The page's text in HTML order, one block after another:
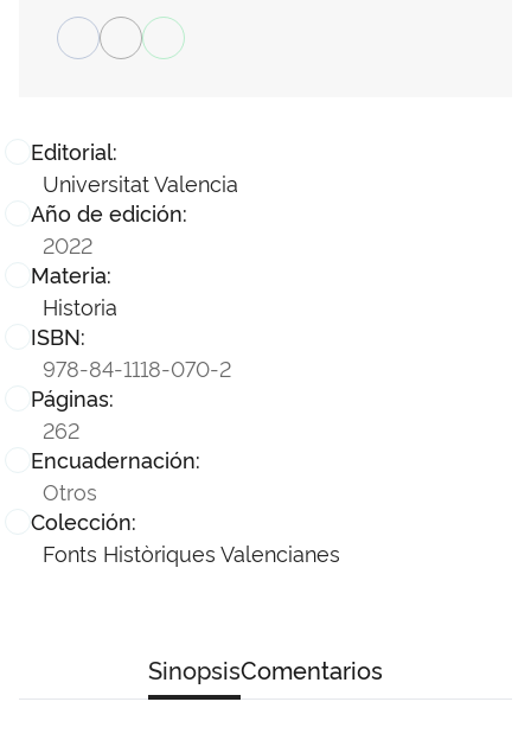
Editorial:
Universitat Valencia
Año de edición:
2022
Materia:
Historia
ISBN:
978-84-1118-070-2
Páginas:
262
Encuadernación:
Otros
Colección:
Fonts Històriques Valencianes
SinopsisComentarios